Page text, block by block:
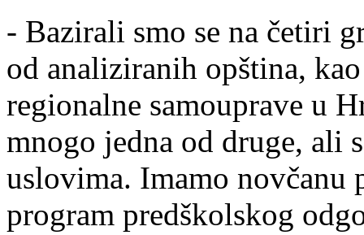
- Bazirali smo se na četiri
od analiziranih opština,
regionalne samouprave u
mnogo jedna od druge, ali
uslovima. Imamo novčanu
program predškolskog